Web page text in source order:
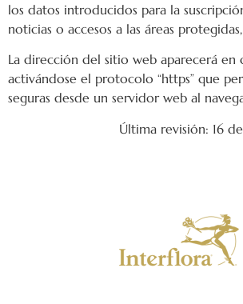
los datos introducidos para la
noticias o accesos a las áreas
La dirección del sitio web aparecerá en
activándose el protocolo “https” que
seguras desde un servidor web al
Última revisión: 16